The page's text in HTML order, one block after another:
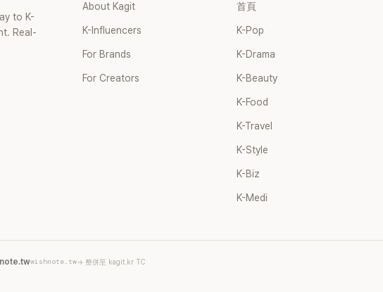
那張當年引發話題的「腋下比基尼照
重提這段至今仍被粉絲視為黑歷史
1998 年以混聲團體 S#arp 成員身
道，該團在 2000 年代初期紅極一
李智惠、徐智英兩位女成員，以及
炫、Chris Kim 兩位男成員組成。
議，最終團體於 2002 年解散。
力持續活躍演藝圈。據悉，她當年
S#arp，也與 李尚敏 的賞識有關。
滿。如今除了持續活躍於綜藝節目
to K-
Real-
About Kagit
K-Influencers
For Brands
For Creators
首頁
K-Pop
K-Drama
K-Beauty
K-Food
K-Travel
K-Style
K-Biz
K-Medi
wishnote.tw→ 整併至 kagit.kr TC